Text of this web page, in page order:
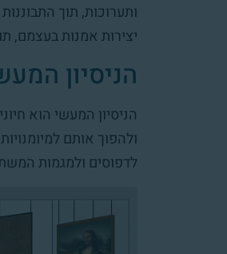
ותערוכות, תוך
יצירות אמנות בעצמם,
הניסיון
הניסיון המעשי הוא
ולהפוך אותם
לדפוסים ולמגמות